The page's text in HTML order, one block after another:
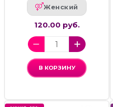
Женский
120.00 руб.
В КОРЗИНУ